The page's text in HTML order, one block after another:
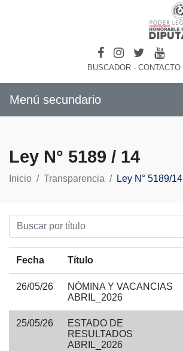
BUSCADOR - CONTACTO
Menú secundario
Ley N° 5189 / 14
Inicio Transparencia Ley N° 5189/14
Fecha Título
26/05/26
NÓMINA Y VACANCIAS
ABRIL_2026
25/05/26
ESTADO DE
RESULTADOS
ABRIL_2026